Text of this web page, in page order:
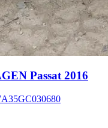
Passat 2016